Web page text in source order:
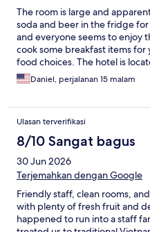
The room is large and
soda and beer in the fridge
and everyone seems to enjoy
cook some breakfast items for
food choices. The hotel is
impossible for Grab drivers to
go to a nearby pickup point on
they would dispute it, I was
second time cost me a lot of
a time-sensitive issue. Also, at
broke and it spewed a lot of
one of the beds in my room.
they did not remove the
owner who seemed to make
other issues) and I wound up
to anyone who worked at the
Daniel, perjalanan 15 malam
Ulasan terverifikasi
8/10 Sangat bagus
30 Jun 2026
Terjemahkan dengan Google
Friendly staff, clean rooms,
with plenty of fresh fruit and
happened to run into a staff